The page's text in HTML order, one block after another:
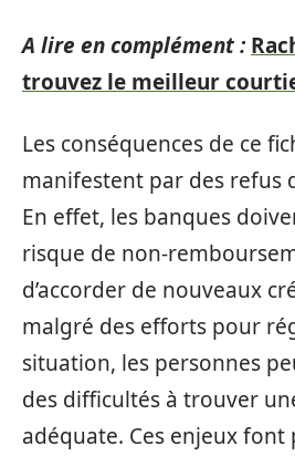
A lire en complément :
trouvez le meilleur
Les conséquences de ce
manifestent par des refus
En effet, les banques
risque de non-
d’accorder de nouveaux
malgré des efforts pour
situation, les personnes
des difficultés à trouver
adéquate. Ces enjeux